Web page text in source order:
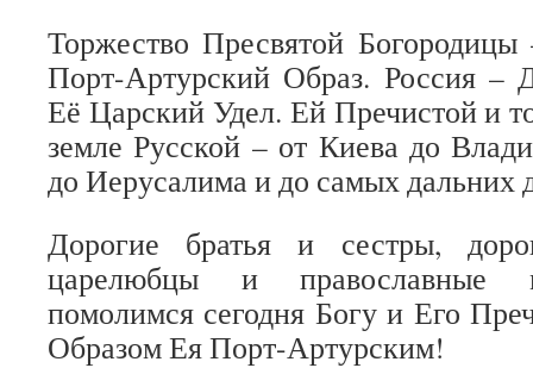
Торжество Пресвятой
Порт-Артурский Образ. Россия –
Её Царский Удел. Ей Пречистой и
земле Русской – от Киева до
до Иерусалима и до самых дальних
Дорогие братья и сестры,
царелюбцы и православные
помолимся сегодня Богу и Его
Образом Ея Порт-Артурским!